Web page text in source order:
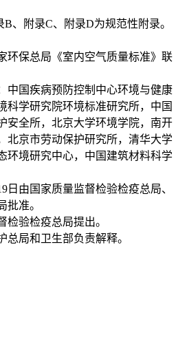
附录C、附录D为规范性附录。
保总局《室内空气质量标准》联
国疾病预防控制中心环境与健康
科学研究院环境标准研究所，中国
安全所，北京大学环境学院，南开
北京市劳动保护研究所，清华大学
环境研究中心，中国建筑材料科学
由国家质量监督检验检疫总局、
批准。
验检疫总局提出。
局和卫生部负责解释。